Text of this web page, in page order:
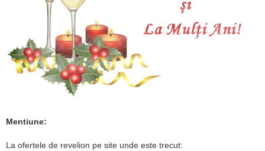
Mentiune:
La ofertele de revelion pe site unde este trecut: